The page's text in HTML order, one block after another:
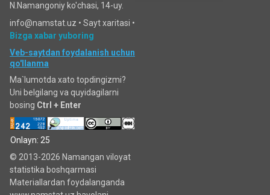
N.Namangoniy ko'chasi, 14-uy.
info@namstat.uz • Sayt xaritasi •
Bizga xabar yuboring
Veb-saytdan foydalanish uchun
qo'llanma
Ma`lumotda xato topdingizmi?
Uni belgilang va quyidagilarni
bosing Ctrl + Enter
Onlayn: 25
© 2013-2026 Namangan viloyat
statistika boshqarmasi
Materiallardan foydalanganda